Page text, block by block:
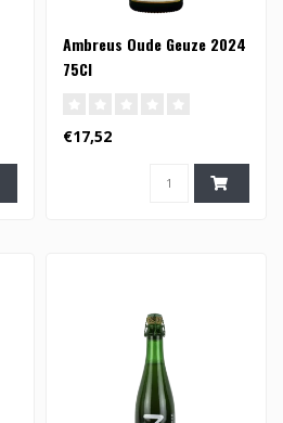
Ambreus Oude Geuze 2024
75Cl
€17,52